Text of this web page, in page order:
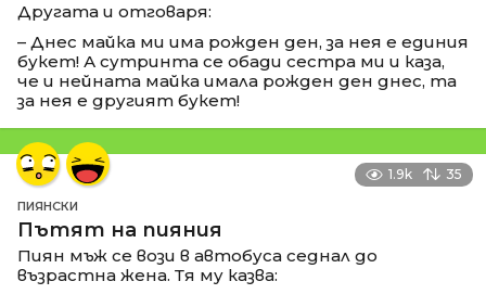
Другата и отговаря:
– Днес майка ми има рожден ден, за нея е единия
букет! А сутринта се обади сестра ми и каза,
че и нейната майка имала рожден ден днес, та
за нея е другият букет!
1.9k 35
ПИЯНСКИ
Пътят на пияния
Пиян мъж се вози в автобуса седнал до
възрастна жена. Тя му казва: